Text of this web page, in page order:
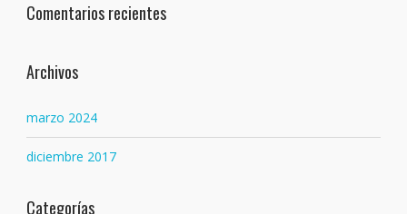
Comentarios recientes
Archivos
marzo 2024
diciembre 2017
Categorías